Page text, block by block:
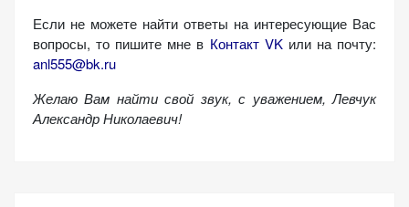
Если не можете найти ответы на интересующие Вас
вопросы, то пишите мне в Контакт VKили на почту:
anl555@bk.ru
Желаю Вам найти свой звук, с уважением, Левчук
Александр Николаевич!